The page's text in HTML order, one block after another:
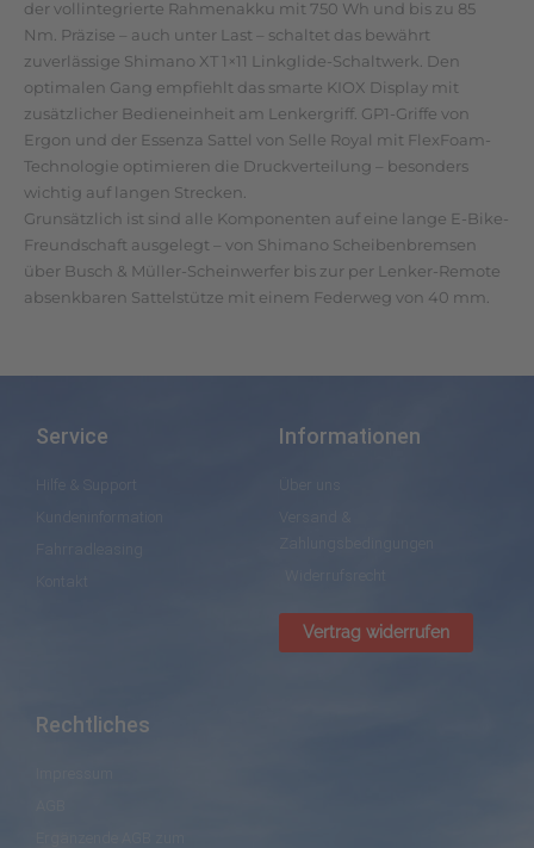
der vollintegrierte Rahmenakku mit 750 Wh und bis zu 85
Nm. Präzise – auch unter Last – schaltet das bewährt
zuverlässige Shimano XT 1×11 Linkglide-Schaltwerk. Den
optimalen Gang empfiehlt das smarte KIOX Display mit
zusätzlicher Bedieneinheit am Lenkergriff. GP1-Griffe von
Ergon und der Essenza Sattel von Selle Royal mit FlexFoam-
Technologie optimieren die Druckverteilung – besonders
wichtig auf langen Strecken.
Grunsätzlich ist sind alle Komponenten auf eine lange E-Bike-
Freundschaft ausgelegt – von Shimano Scheibenbremsen
über Busch & Müller-Scheinwerfer bis zur per Lenker-Remote
absenkbaren Sattelstütze mit einem Federweg von 40 mm.
Service
Hilfe & Support
Informationen
Vertrag widerrufen
Rechtliches